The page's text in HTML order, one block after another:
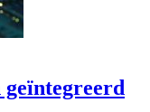
geïntegreerd